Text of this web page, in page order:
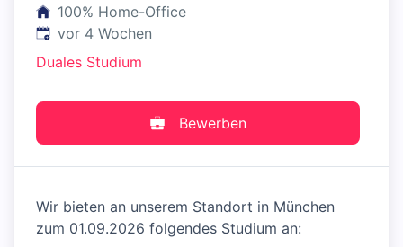
100% Home-Office
Veröffentlicht:
vor 4 Wochen
Duales Studium
Bewerben
Wir bieten an unserem Standort in München
zum 01.09.2026 folgendes Studium an: